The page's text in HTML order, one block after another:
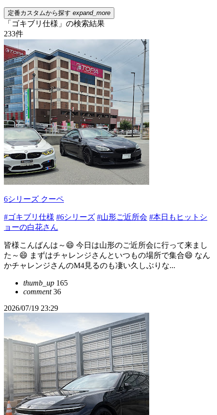
定番カスタムから探す expand_more
「ゴキブリ仕様」の検索結果
233件
6シリーズ クーペ
#ゴキブリ仕様 #6シリーズ #山形ご近所会 #本日もヒットシ
ョーの白花さん
皆様こんばんは～😄 今日は山形のご近所会に行って来まし
た～😄 まずはチャレンジさんといつもの場所で集合😄 なん
かチャレンジさんのM4見るのも凄い久しぶりな...
thumb_up 165
comment36
2026/07/19 23:29